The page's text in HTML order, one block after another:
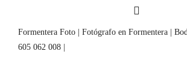
Formentera Foto | Fotógrafo en Formentera |
605 062 008 |